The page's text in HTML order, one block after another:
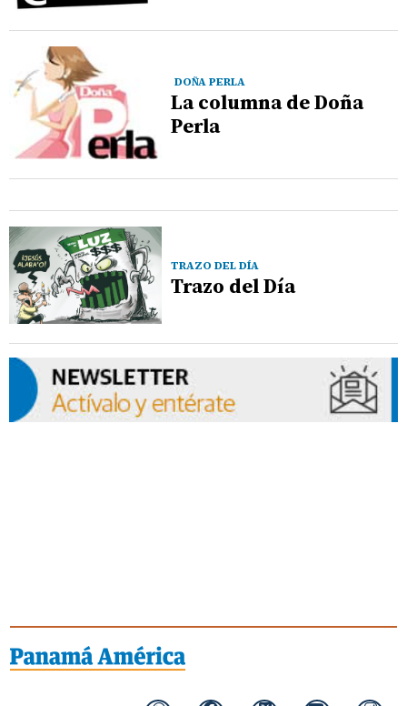
DOÑA PERLA
La columna de Doña
Perla
TRAZO DEL DÍA
Trazo del Día